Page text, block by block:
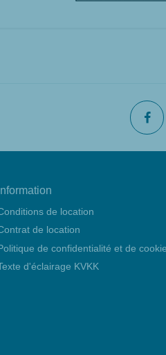
Information
de location
de location
de confidentialité et de
d'éclairage KVKK